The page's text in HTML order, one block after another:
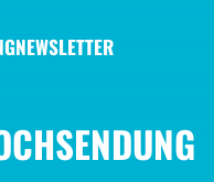
NEWSLETTER